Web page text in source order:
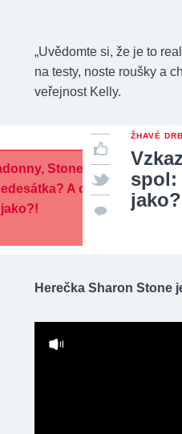
„Uvědomte si, že je to
na testy, noste roušky a
veřejnost Kelly.
ŽHAVÉ
spol:
Herečka Sharon Stone